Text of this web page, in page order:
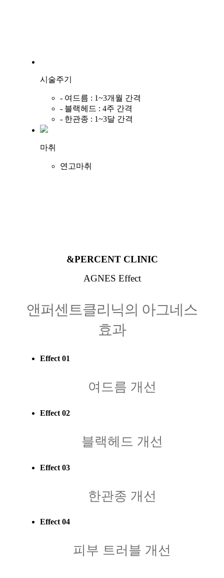
시술주기
- 여드름 : 1~3개월 간격
- 블랙헤드 : 4주 간격
- 한관종 : 1~3달 간격
마취
연고마취
&PERCENT CLINIC
AGNES Effect
앤퍼센트클리닉의 아그네스
효과
Effect 01
여드름 개선
Effect 02
블랙헤드 개선
Effect 03
한관종 개선
Effect 04
피부 트러블 개선